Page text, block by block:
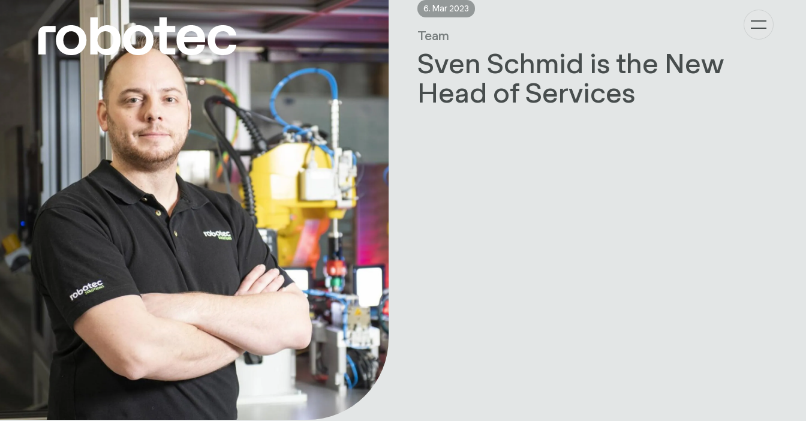
6. Mar 2023
Team
Sven Schmid is the New
Head of Services